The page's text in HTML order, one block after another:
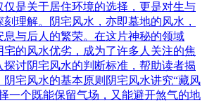
仅是关于居住环境的选择，更是对生与
理解。阴宅风水，亦即墓地的风水，
息与后人的繁荣。在这片神秘的领域
宅的风水优劣，成为了许多人关注的焦
探讨阴宅风水的判断标准，帮助读者揭
阴宅风水的基本原则阴宅风水讲究“藏风
一个既能保留气场，又能避开煞气的地